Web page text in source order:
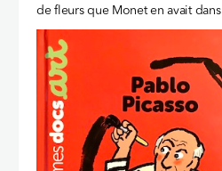
de fleurs que Monet en avait